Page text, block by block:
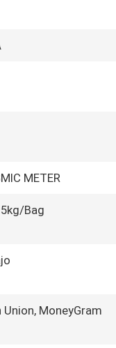
METER
Bag
MoneyGram